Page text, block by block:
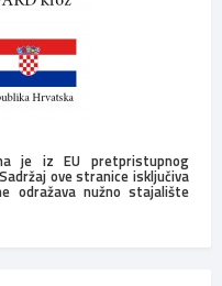
je iz EU pretpristupnog
ove stranice isključiva
odražava nužno stajalište